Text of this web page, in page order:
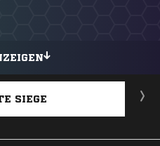
SIEGE